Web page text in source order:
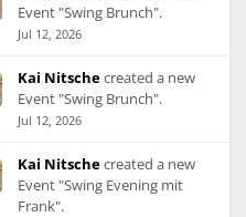
Event "Swing Brunch".
Jul 12, 2026
Kai Nitschecreated a new
Event "Swing Brunch".
Jul 12, 2026
Kai Nitschecreated a new
Event "Swing Evening mit
Frank".